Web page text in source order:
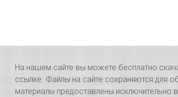
На нашем сайте вы можете бесплатно
ссылке. Файлы на сайте сохраняются для
материалы предоставлены исключительно